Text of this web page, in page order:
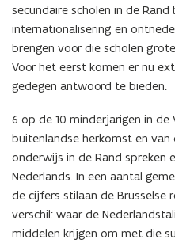
secundaire scholen in de
internationalisering en
brengen voor die scholen
Voor het eerst komen er nu
gedegen antwoord te bieden.
6 op de 10 minderjarigen in de
buitenlandse herkomst en van
onderwijs in de Rand spreken
Nederlands. In een aantal
de cijfers stilaan de Brusselse
verschil: waar de
middelen krijgen om met die